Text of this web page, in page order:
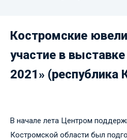
Костромские
участие в
2021» (республика
В начале лета Центром
Костромской области был